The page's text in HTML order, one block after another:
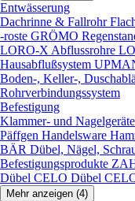
Entwässerung
Dachrinne & Fallrohr
-roste GRÖMO
LORO-X Abflussrohre
Hausabflußsystem
Boden-, Keller-,
Rohrverbindungssystem
Befestigung
Klammer- und Nagelgeräte
Päffgen Handelsware
BÄR Dübel, Nägel,
Befestigungsprodukte
Dübel CELO Dübel
Mehr anzeigen (4)